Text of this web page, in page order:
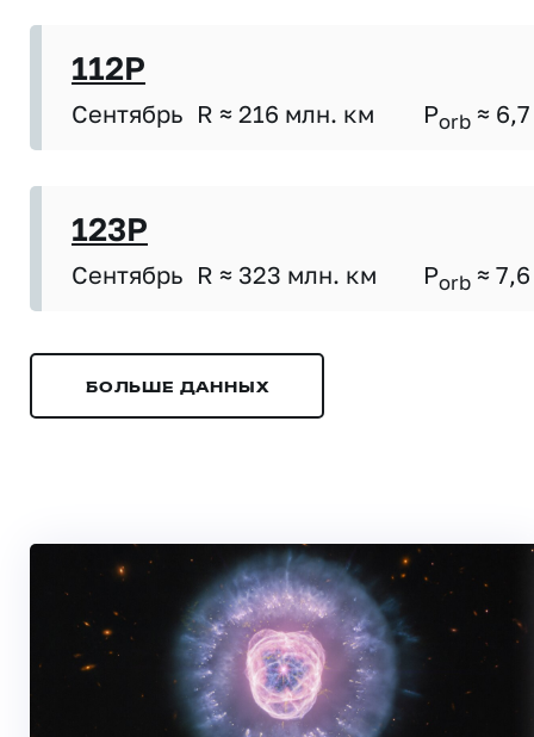
112P
Сентябрь R ≈ 216 млн. км Porb ≈ 6,7
123P
Сентябрь R ≈ 323 млн. км Porb ≈ 7,6
БОЛЬШЕ ДАННЫХ